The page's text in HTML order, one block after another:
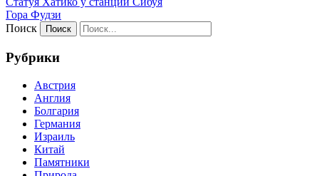
Гора Фудзи
Поиск
Рубрики
Австрия
Англия
Болгария
Германия
Израиль
Китай
Памятники